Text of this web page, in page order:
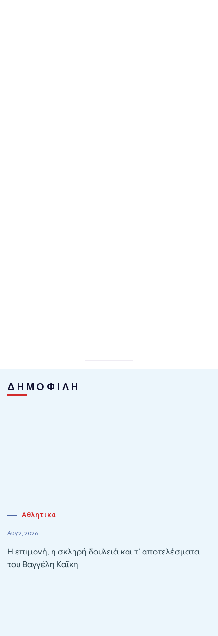
ΔΗΜΟΦΙΛΗ
Αθλητικα
Αυγ 2, 2026
Η επιμονή, η σκληρή δουλειά και τ’ αποτελέσματα
του Βαγγέλη Καΐκη